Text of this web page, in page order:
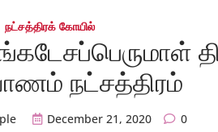
நட்சத்திரக் கோயில்
நட்சத்திரம்
December 21, 2020 0